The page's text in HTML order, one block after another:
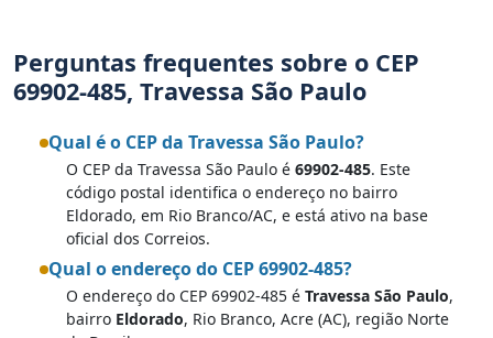
Perguntas frequentes sobre o CEP
69902-485, Travessa São Paulo
Qual é o CEP da Travessa São Paulo?
O CEP da Travessa São Paulo é 69902-485. Este
código postal identifica o endereço no bairro
Eldorado, em Rio Branco/AC, e está ativo na base
oficial dos Correios.
Qual o endereço do CEP 69902-485?
O endereço do CEP 69902-485 é Travessa São Paulo,
bairro Eldorado, Rio Branco, Acre (AC), região Norte